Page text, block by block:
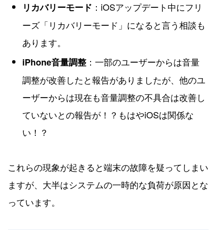
リカバリーモード ：iOSアップデート中にフリ
ーズ「リカバリーモード」になると言う相談も
あります。
iPhone音量調整：一部のユーザーからは音量
調整が改善したと報告がありましたが、他のユ
ーザーからは現在も音量調整の不具合は改善し
ていないとの報告が！？もはやiOSは関係な
い！？
これらの現象が起きると端末の故障を疑ってしまい
ますが、大半はシステムの一時的な負荷が原因とな
っています。